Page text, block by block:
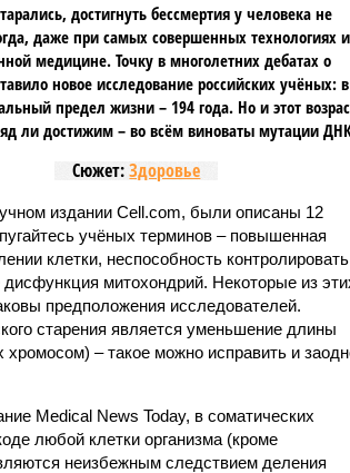
достигнуть бессмертия у человека не
даже при самых совершенных технологиях и
медицине. Точку в многолетних дебатах о
новое исследование российских учёных: в
предел жизни – 194 года. Но и этот
ли достижим – во всём виноваты мутации
Сюжет:Здоровье
издании Cell.com, были описаны 12
учёных терминов – повышенная
клетки, неспособность контролировать
митохондрий. Некоторые из
предположения исследователей.
старения является уменьшение длины
– такое можно исправить и
Medical News Today, в соматических
любой клетки организма (кроме
неизбежным следствием деления